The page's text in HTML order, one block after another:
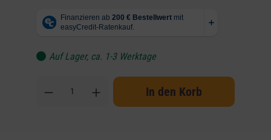
Auf Lager, ca. 1-3 Werktage
In den Korb